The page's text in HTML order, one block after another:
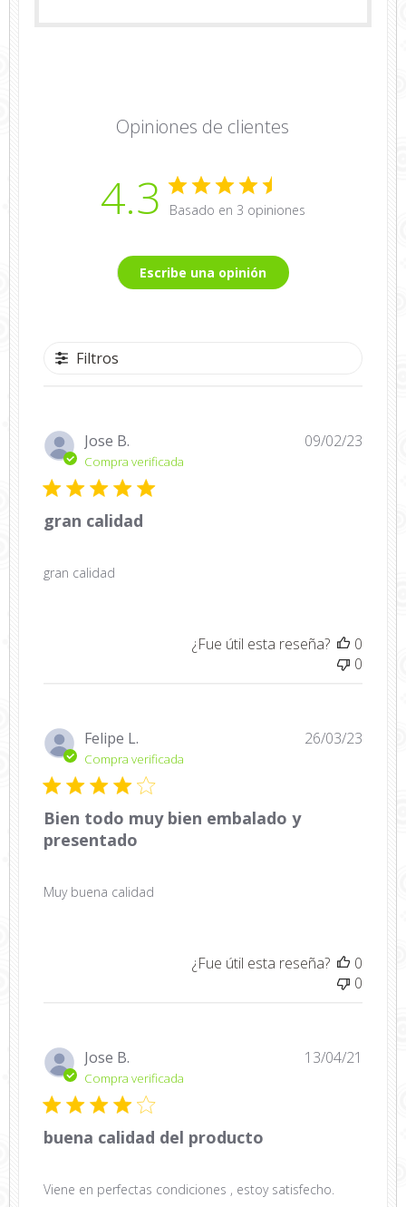
Opiniones de clientes
4.3 Basado en 3 opiniones
Escribe una opinión
Filtros
Jose B.
Compra verificada
gran calidad
gran calidad
09/02/23
¿Fue útil esta reseña?
0
0
Felipe L.
Compra verificada
Bien todo muy bien embalado y
presentado
Muy buena calidad
26/03/23
¿Fue útil esta reseña?
0
0
Jose B.
Compra verificada
buena calidad del producto
Viene en perfectas condiciones , estoy satisfecho.
13/04/21